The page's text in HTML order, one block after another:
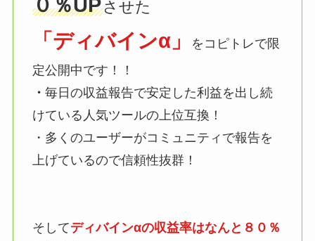
０％UPさせた
「ディバインα」
をコピトレで限
定公開中です！！
・ 毎日の収益報告で安定した利益を出し続
けている人気ツールの上位互換！
・多くのユーザーがコミュニティで報告を
上げているので信頼性抜群！
そしてディバインαの収益率はなんと８０％